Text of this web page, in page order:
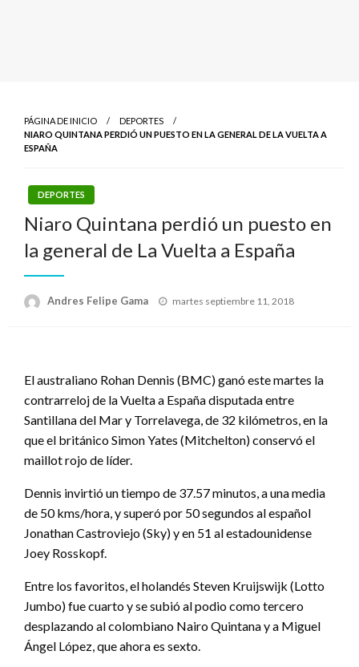
PÁGINA DE INICIO
DEPORTES
NIARO QUINTANA PERDIÓ UN PUESTO EN LA GENERAL DE LA VUELTA A
ESPAÑA
DEPORTES
Niaro Quintana perdió un puesto en
la general de La Vuelta a España
Andres Felipe Gama
Publicado
martes septiembre 11, 2018
El australiano Rohan Dennis (BMC) ganó este martes la
contrarreloj de la Vuelta a España disputada entre
Santillana del Mar y Torrelavega, de 32 kilómetros, en la
que el británico Simon Yates (Mitchelton) conservó el
maillot rojo de líder.
Dennis invirtió un tiempo de 37.57 minutos, a una media
de 50 kms/hora, y superó por 50 segundos al español
Jonathan Castroviejo (Sky) y en 51 al estadounidense
Joey Rosskopf.
Entre los favoritos, el holandés Steven Kruijswijk (Lotto
Jumbo) fue cuarto y se subió al podio como tercero
desplazando al colombiano Nairo Quintana y a Miguel
Ángel López, que ahora es sexto.